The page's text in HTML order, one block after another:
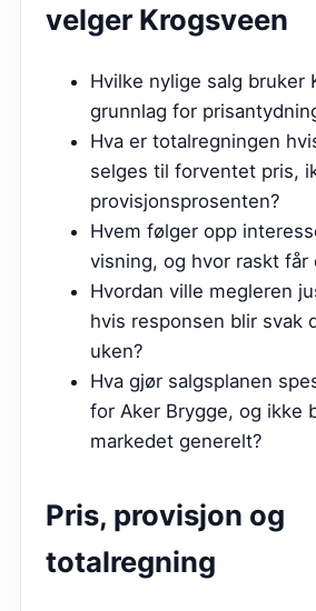
velger Krogsveen
Hvilke nylige salg bruker
grunnlag for
Hva er totalregningen
selges til forventet pris,
provisjonsprosenten?
Hvem følger opp
visning, og hvor raskt får
Hvordan ville megleren
hvis responsen blir svak
uken?
Hva gjør salgsplanen
for Aker Brygge, og ikke
markedet generelt?
Pris, provisjon og
totalregning